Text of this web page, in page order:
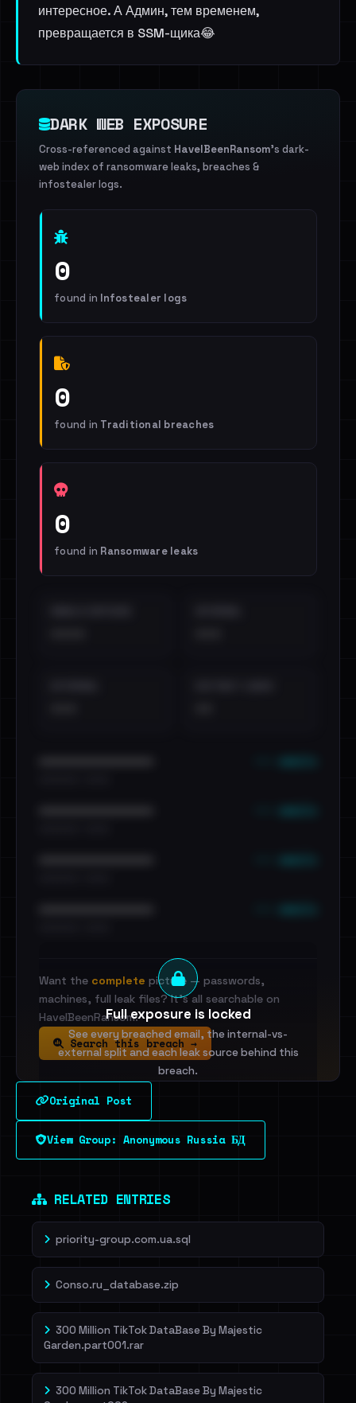
интересное. А Админ, тем временем,
превращается в SSM-щика😂
DARK WEB EXPOSURE
Cross-referenced against HaveIBeenRansom's dark-
web index of ransomware leaks, breaches &
infostealer logs.
0
found in Infostealer logs
0
found in Traditional breaches
0
found in Ransomware leaks
Full exposure is locked
See every breached email, the internal-vs-
external split and each leak source behind this
breach.
Sign in to unlock
Dig deeper on HaveIBeenRansom →
Want the complete picture — passwords,
machines, full leak files? It's all searchable on
HaveIBeenRansom.
Search this breach →
Original Post
View Group: Anonymous Russia БД
RELATED ENTRIES
priority-group.com.ua.sql
Conso.ru_database.zip
300 Million TikTok DataBase By Majestic
Garden.part001.rar
300 Million TikTok DataBase By Majestic